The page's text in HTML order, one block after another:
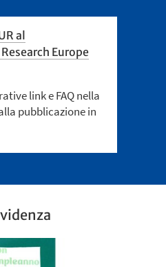
al
Europe
link e FAQ nella
pubblicazione in